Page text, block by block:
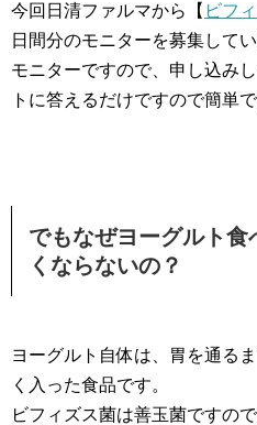
今回日清ファルマから【 ビフ
日間分のモニターを募集してい
モニターですので、申し込み
トに答えるだけですので簡単で
でもなぜヨーグルト食
くならないの？
ヨーグルト自体は、胃を通る
く入った食品です。
ビフィズス菌は善玉菌ですの